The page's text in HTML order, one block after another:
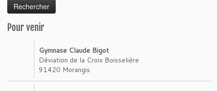
Pour venir
Gymnase Claude Bigot
Déviation de la Croix Boisselière
91420 Morangis